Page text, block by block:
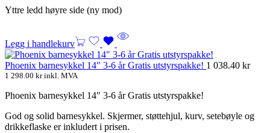
Yttre ledd høyre side (ny mod)
Legg i handlekurv
Phoenix barnesykkel 14″ 3-6 år Gratis utstyrspakke! 1 038.40 kr
1 298.00 krinkl. MVA
Phoenix barnesykkel 14″ 3-6 år Gratis utstyrspakke!
God og solid barnesykkel. Skjermer, støttehjul, kurv, setebøyle og
drikkeflaske er inkludert i prisen.